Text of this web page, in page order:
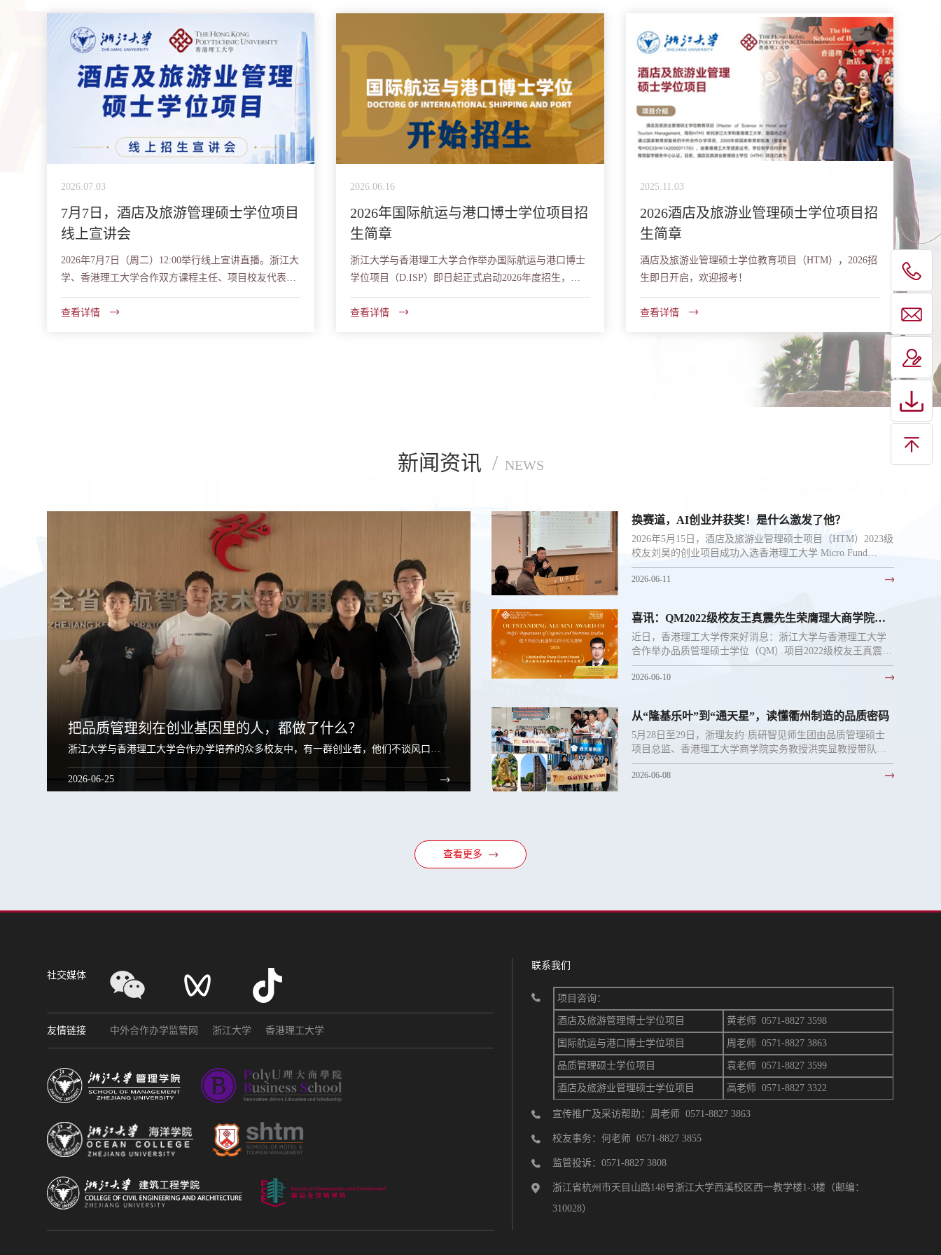
2026.07.03
7月7日，酒店及旅游管理硕士学位项目
线上宣讲会
2026年7月7日（周二）12:00举行线上宣讲直播。浙江大
学、香港理工大学合作双方课程主任、项目校友代表将
对学院及项目做详细讲解，并开设线上答疑环节...
查看详情
2026.06.16
2026年国际航运与港口博士学位项目招
生简章
浙江大学与香港理工大学合作举办国际航运与港口博士
学位项目（D.ISP）即日起正式启动2026年度招生，欢
迎报考！
查看详情
2025.11.03
2026酒店及旅游业管理硕士学位项目招
生简章
酒店及旅游业管理硕士学位教育项目（HTM），2026招
生即日开启，欢迎报考！
查看详情
新闻资讯 / NEWS
把品质管理刻在创业基因里的人，都做了什么？
浙江大学与香港理工大学合作办学培养的众多校友中，有一群创业者，他们不谈风口和
传奇，却常将流程、数据、场景和交付挂在嘴边。他们说，创业从来不缺少激情，缺...
2026-06-25
换赛道，AI创业并获奖！是什么激发了他？
2026年5月15日，酒店及旅游业管理硕士项目（HTM）2023级
校友刘昊的创业项目成功入选香港理工大学 Micro Fund
2025/26 Coh...
2026-06-11
喜讯：QM2022级校友王真震先生荣膺理大商学院物
流及航运学系杰出青年校友奖
近日，香港理工大学传来好消息：浙江大学与香港理工大学
合作举办品质管理硕士学位（QM）项目2022级校友王真震先
生荣膺理大商学院物流及航运学系杰出青年校...
2026-06-10
从“隆基乐叶”到“通天星”，读懂衢州制造的品质密码
5月28日至29日，浙理友约·质研智见师生团由品质管理硕士
项目总监、香港理工大学商学院实务教授洪奕显教授带队，
走进浙江衢州开展校友企业研学活动。
2026-06-08
查看更多
社交媒体
友情链接 中外合作办学监管网 浙江大学 香港理工大学
联系我们
项目咨询：
酒店及旅游管理博士学位项目 黄老师 0571-8827 3598
国际航运与港口博士学位项目 周 老师 0571-8827 3863
品质管理硕士学位项目 袁老师 0571-8827 3599
酒店及旅游业管理硕士学位项目 高老师 0571-8827 3322
宣传推广及采访帮助：周老师 0571-8827 3863
校友事务：何老师 0571-8827 3855
监管投诉：0571-8827 3808
浙江省杭州市天目山路148号浙江大学西溪校区西一教学楼1-3楼（邮编：
310028）